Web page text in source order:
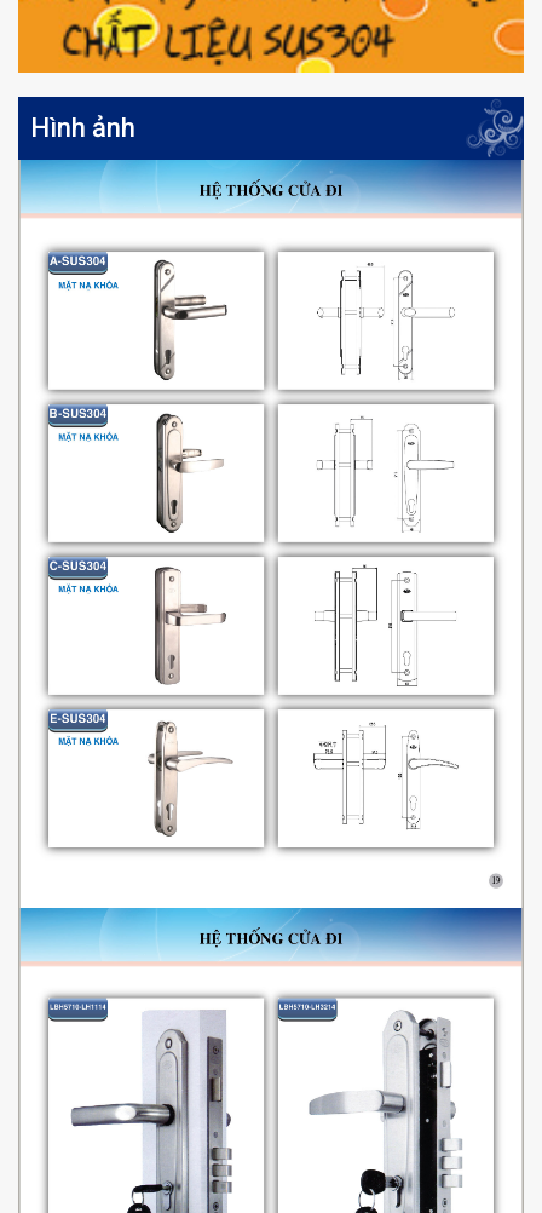
Hình ảnh